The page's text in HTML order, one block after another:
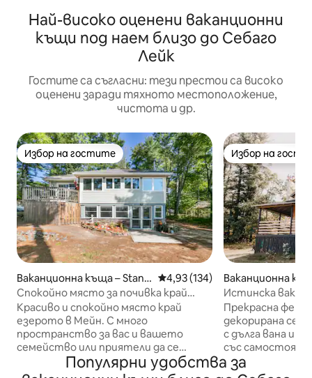
Най-високо оценени ваканционни
къщи под наем близо до Себаго
Лейк
Гостите са съгласни: тези престои са високо
оценени заради тяхното местоположение,
чистота и др.
Избор на гостите
Избор на гостите
Ваканционна къща – Standi
sh
Средна оценка: 4,93 от 5,
4,93 (134)
Спокойно място за почивка край
езерото в Мейн
Красиво и спокойно място край
езерото в Мейн. С много
пространство за вас и вашето
семейство или приятели да се
разпръснете и да се отпуснете,
този напълно обновен дом има
Избор на
Избор на
Ваканционна
n
Истинска
художник в
Прекрасна
декорирана
с дълга вана и
със
Adirondack.
обгръща
Популярни удобства за